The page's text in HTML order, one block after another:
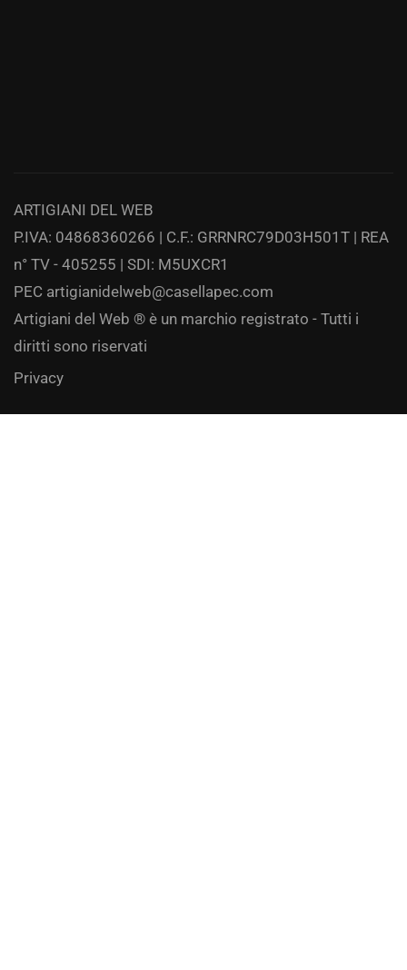
ARTIGIANI DEL WEB
P.IVA: 04868360266 | C.F.: GRRNRC79D03H501T | REA
n° TV - 405255 | SDI: M5UXCR1
PEC artigianidelweb@casellapec.com
Artigiani del Web ® è un marchio registrato - Tutti i
diritti sono riservati
Privacy